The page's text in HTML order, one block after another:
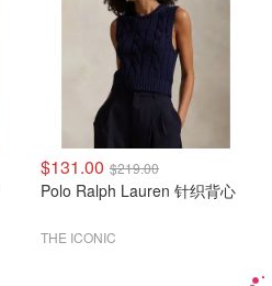
$131.00 $219.00
Polo Ralph Lauren 针织背心
THE ICONIC